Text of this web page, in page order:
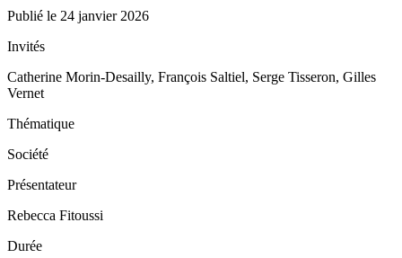
Publié le 24 janvier 2026
Invités
Catherine Morin-Desailly, François Saltiel, Serge Tisseron, Gilles
Vernet
Thématique
Société
Présentateur
Rebecca Fitoussi
Durée